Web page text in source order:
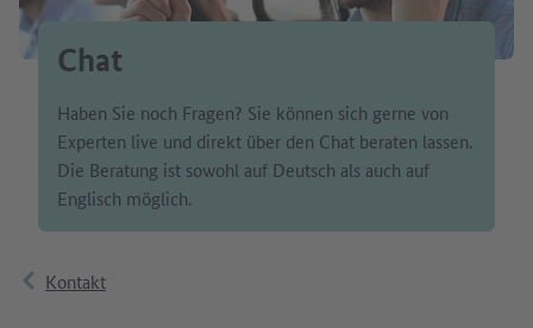
Chat
Haben Sie noch Fragen? Sie können sich gerne von
Experten live und direkt über den Chat beraten lassen.
Die Beratung ist sowohl auf Deutsch als auch auf
Englisch möglich.
Kontakt